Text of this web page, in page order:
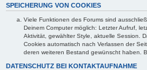
SPEICHERUNG VON COOKIES
Viele Funktionen des Forums sind
Deinem Computer möglich: Letzter Aufruf,
Aktivität, gewählter Style, aktuelle Session.
Cookies automatisch nach Verlassen der
deren weiteren Bestand gewünscht haben.
DATENSCHUTZ BEI KONTAKTAUFNAHME